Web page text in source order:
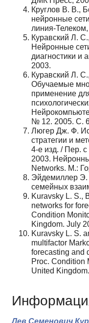
Круглов В. В.,
нейронные
линия-
Куравский Л.
Нейронные
диагностики
2003.
Куравский Л.
Обучаемые
применение
№ 12. 2005. С.
Люгер Дж. Ф.
стратегии и
4-е изд. / Пер.
2003.
Networks. М.:
Эйдемиллер Э.
семейных
Kuravsky L. S.,
networks for
Condition
Kingdom. July
Kuravsky L. S.
multifactor
forecasting and
Proc. Condition
United